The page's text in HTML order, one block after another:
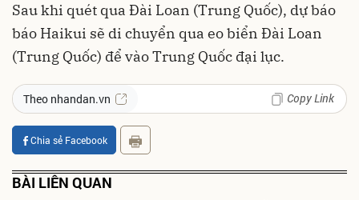
Sau khi quét qua Đài Loan (Trung Quốc), dự báo
báo Haikui sẽ di chuyển qua eo biển Đài Loan
(Trung Quốc) để vào Trung Quốc đại lục.
Theo nhandan.vn Copy Link
Chia sẻ Facebook
BÀI LIÊN QUAN